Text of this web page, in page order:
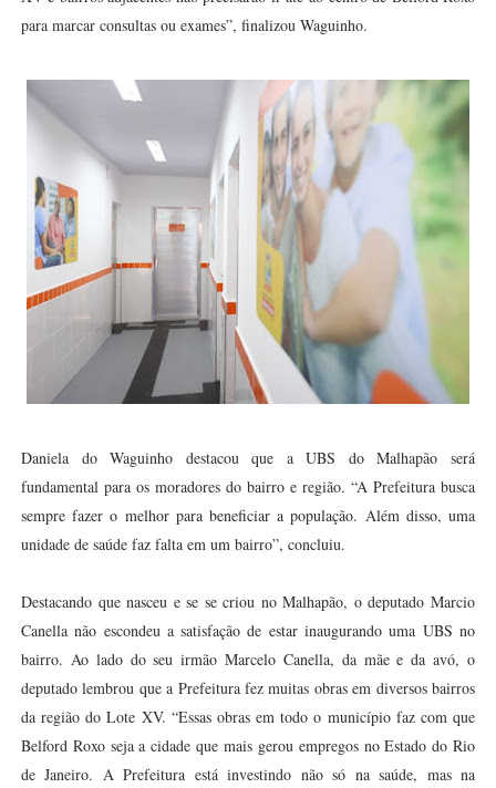
para marcar consultas ou exames”, finalizou Waguinho.
Daniela do Waguinho destacou que a UBS do Malhapão será
fundamental para os moradores do bairro e região. “A Prefeitura busca
sempre fazer o melhor para beneficiar a população. Além disso, uma
unidade de saúde faz falta em um bairro”, concluiu.
Destacando que nasceu e se se criou no Malhapão, o deputado Marcio
Canella não escondeu a satisfação de estar inaugurando uma UBS no
bairro. Ao lado do seu irmão Marcelo Canella, da mãe e da avó, o
deputado lembrou que a Prefeitura fez muitas obras em diversos bairros
da região do Lote XV. “Essas obras em todo o município faz com que
Belford Roxo seja a cidade que mais gerou empregos no Estado do Rio
de Janeiro. A Prefeitura está investindo não só na saúde, mas na